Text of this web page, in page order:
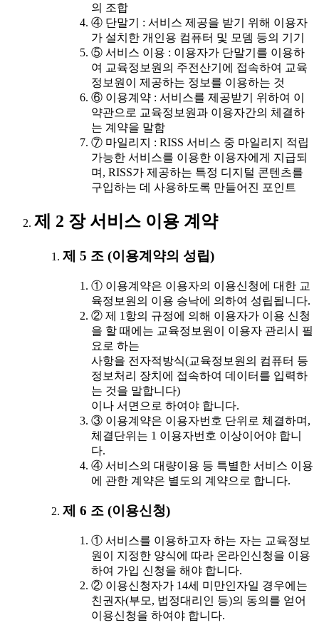
의 조합
④ 단말기 : 서비스 제공을 받기 위해 이용자
가 설치한 개인용 컴퓨터 및 모뎀 등의 기기
⑤ 서비스 이용 : 이용자가 단말기를 이용하
여 교육정보원의 주전산기에 접속하여 교육
정보원이 제공하는 정보를 이용하는 것
⑥ 이용계약 : 서비스를 제공받기 위하여 이
약관으로 교육정보원과 이용자간의 체결하
는 계약을 말함
⑦ 마일리지 : RISS 서비스 중 마일리지 적립
가능한 서비스를 이용한 이용자에게 지급되
며, RISS가 제공하는 특정 디지털 콘텐츠를
구입하는 데 사용하도록 만들어진 포인트
제 2 장 서비스 이용 계약
제 5 조 (이용계약의 성립)
① 이용계약은 이용자의 이용신청에 대한 교
육정보원의 이용 승낙에 의하여 성립됩니다.
② 제 1항의 규정에 의해 이용자가 이용 신청
을 할 때에는 교육정보원이 이용자 관리시 필
요로 하는
사항을 전자적방식(교육정보원의 컴퓨터 등
정보처리 장치에 접속하여 데이터를 입력하
는 것을 말합니다)
이나 서면으로 하여야 합니다.
③ 이용계약은 이용자번호 단위로 체결하며,
체결단위는 1 이용자번호 이상이어야 합니
다.
④ 서비스의 대량이용 등 특별한 서비스 이용
에 관한 계약은 별도의 계약으로 합니다.
제 6 조 (이용신청)
① 서비스를 이용하고자 하는 자는 교육정보
원이 지정한 양식에 따라 온라인신청을 이용
하여 가입 신청을 해야 합니다.
② 이용신청자가 14세 미만인자일 경우에는
친권자(부모, 법정대리인 등)의 동의를 얻어
이용신청을 하여야 합니다.